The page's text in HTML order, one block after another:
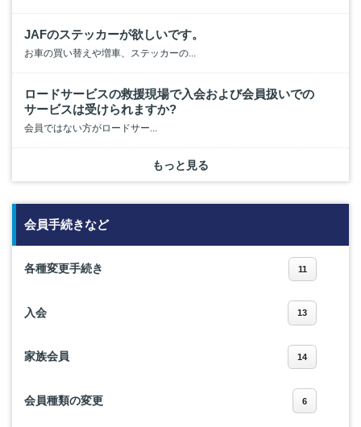
JAFのステッカーが欲しいです。
お車の買い替えや増車、ステッカーの...
ロードサービスの救援現場で入会および会員扱いでの
サービスは受けられますか?
会員ではない方がロードサー...
もっと見る
会員手続きなど
各種変更手続き 11
入会 13
家族会員 14
会員種類の変更 6